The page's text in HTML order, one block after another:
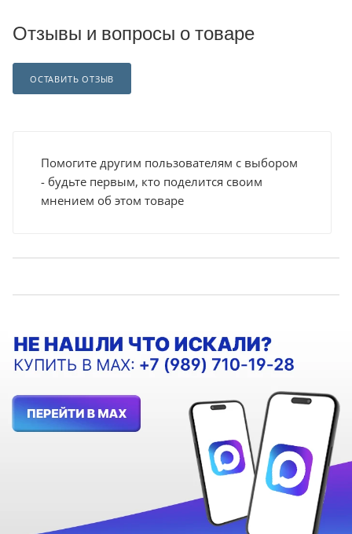
Отзывы и вопросы о товаре
ОСТАВИТЬ ОТЗЫВ
Помогите другим пользователям с выбором
- будьте первым, кто поделится своим
мнением об этом товаре